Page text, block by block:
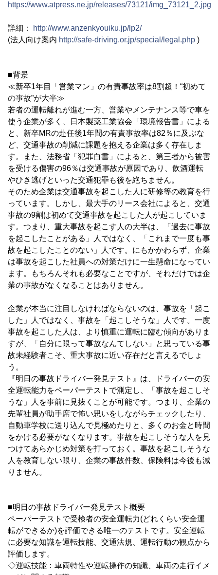
https://www.atpress.ne.jp/releases/73121/img_73121_2.jpg
詳細：
http://www.anzenkyouiku.jp/lp2/
(法人向け案内 http://safe-driving.or.jp/special/legal.php )
■背景
≪新卒1年目「営業マン」の有責事故率は8割超！“初めて
の事故”が大半≫
若者の運転離れが進む一方、営業やメンテナンス等で車を
使う企業が多く、日本製薬工業協会「環境報告書」による
と、新卒MRの赴任後1年間の有責事故率は82％に及ぶな
ど、交通事故の削減に課題を抱える企業は多く存在しま
す。また、法務省「犯罪白書」によると、第三者から被害
を受ける傷害の96％は交通事故が原因であり、飲酒運転
やひき逃げといった交通犯罪も後を絶ちません。
そのため企業は交通事故を起こした人に研修等の教育を行
っています。しかし、最大手のリース会社によると、交通
事故の9割は初めて交通事故を起こした人が起こしていま
す。つまり、重大事故を起こす人の大半は、「過去に事故
を起こしたことがある」人ではなく、「これまで一度も事
故を起こしたことのない」人です。にもかかわらず、企業
は事故を起こした社員への対策だけに一生懸命になってい
ます。もちろんそれも必要なことですが、それだけでは企
業の事故がなくなることはありません。
企業が本当に注目しなければならないのは、事故を「起こ
した」人ではなく、事故を「起こしそうな」人です。一度
事故を起こした人は、より慎重に運転に臨む傾向がありま
すが、「自分に限って事故なんてしない」と思っている事
故未経験者こそ、重大事故に近い存在だと言えるでしょ
う。
『明日の事故ドライバー発見テスト』は、ドライバーの安
全運転能力をペーパーテストで測定し、「事故を起こしそ
うな」人を事前に見抜くことが可能です。つまり、企業の
先輩社員が助手席で怖い思いをしながらチェックしたり、
自動車学校に送り込んで見極めたりと、多くのお金と時間
をかける必要がなくなります。事故を起こしそうな人を見
つけてあらかじめ対策を打っておく。事故を起こしそうな
人を教育しない限り、企業の事故件数、保険料は今後も減
りません。
■明日の事故ドライバー発見テスト概要
ペーパーテストで受検者の安全運転力(どれくらい安全運
転ができるか)を評価できる唯一のテストです。安全運転
に必要な知識を運転技能、交通法規、運転行動の観点から
評価します。
◇運転技能：車両特性や運転操作の知識、車両の走行イメ